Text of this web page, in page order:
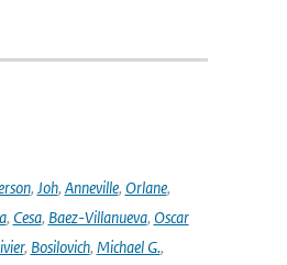
, Joh, Anneville, Orlane,
, Cesa, Baez-Villanueva, Oscar
, Bosilovich, Michael G.,